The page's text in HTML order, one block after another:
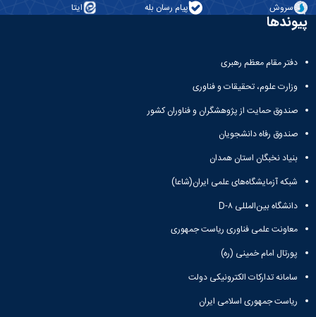
سروش پیام رسان بله ایتا
پیوندها
دفتر مقام معظم رهبری
وزارت علوم، تحقیقات و فناوری
صندوق حمایت از پژوهشگران و فناوران کشور
صندوق رفاه دانشجویان
بنیاد نخبگان استان همدان
شبکه آزمایشگاه‌های علمی ایران(شاعا)
دانشگاه بین‌المللی D-۸
معاونت علمی فناوری ریاست جمهوری
پورتال امام خمینی (ره)
سامانه تدارکات الکترونیکی دولت
ریاست جمهوری اسلامی ایران